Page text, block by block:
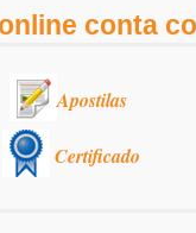
conta
Apostilas
Certificado